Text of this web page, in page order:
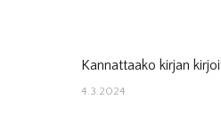
ARTIKKELIEN
Previous
post:
Kannattaako kirjan
4.3.2024